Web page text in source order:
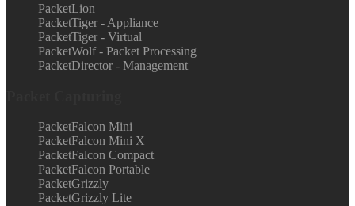
PacketLion
PacketTiger - Appliance
PacketTiger - Virtual
PacketWolf - Packet Processing
PacketDirector - Management
PacketFalcon Mini
PacketFalcon Mini X
PacketFalcon Compact
PacketFalcon Portable
PacketGrizzly
PacketGrizzly Lite